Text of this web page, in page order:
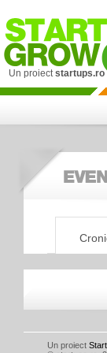
Un proiectstartups.ro
Un proiect